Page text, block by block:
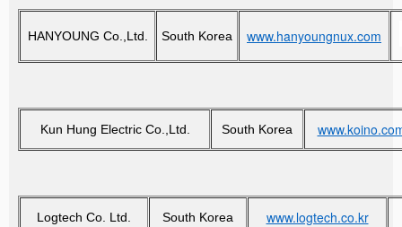
HANYOUNG Co.,Ltd. South Korea www.hanyoungnux.com
Kun Hung Electric Co.,Ltd. South Korea
Logtech Co. Ltd. South Korea www.logtech.co.kr